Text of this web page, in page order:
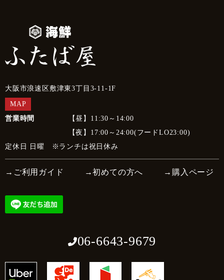
大阪市浪速区敷津東3丁目3-11-1F
MAP
営業時間
【昼】11:30～14:00
【夜】17:00～24:00(フードLO23:00)
定休日 日曜 ※ランチは祝日休み
→ご利用ガイド →初めての方へ →購入ページ
06-6643-9679